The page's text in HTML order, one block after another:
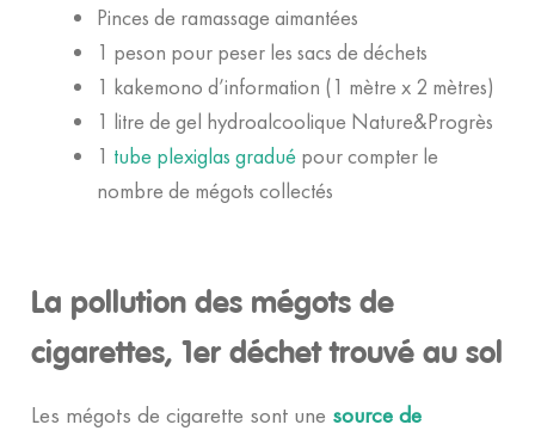
Pinces de ramassage aimantées
1 peson pour peser les sacs de déchets
1 kakemono d’information (1 mètre x 2 mètres)
1 litre de gel hydroalcoolique Nature&Progrès
1 tube plexiglas gradué pour compter le
nombre de mégots collectés
La pollution des mégots de
cigarettes, 1er déchet trouvé au sol
Les mégots de cigarette sont une source de